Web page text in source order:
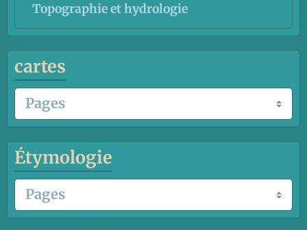
Topographie et hydrologie
cartes
Étymologie